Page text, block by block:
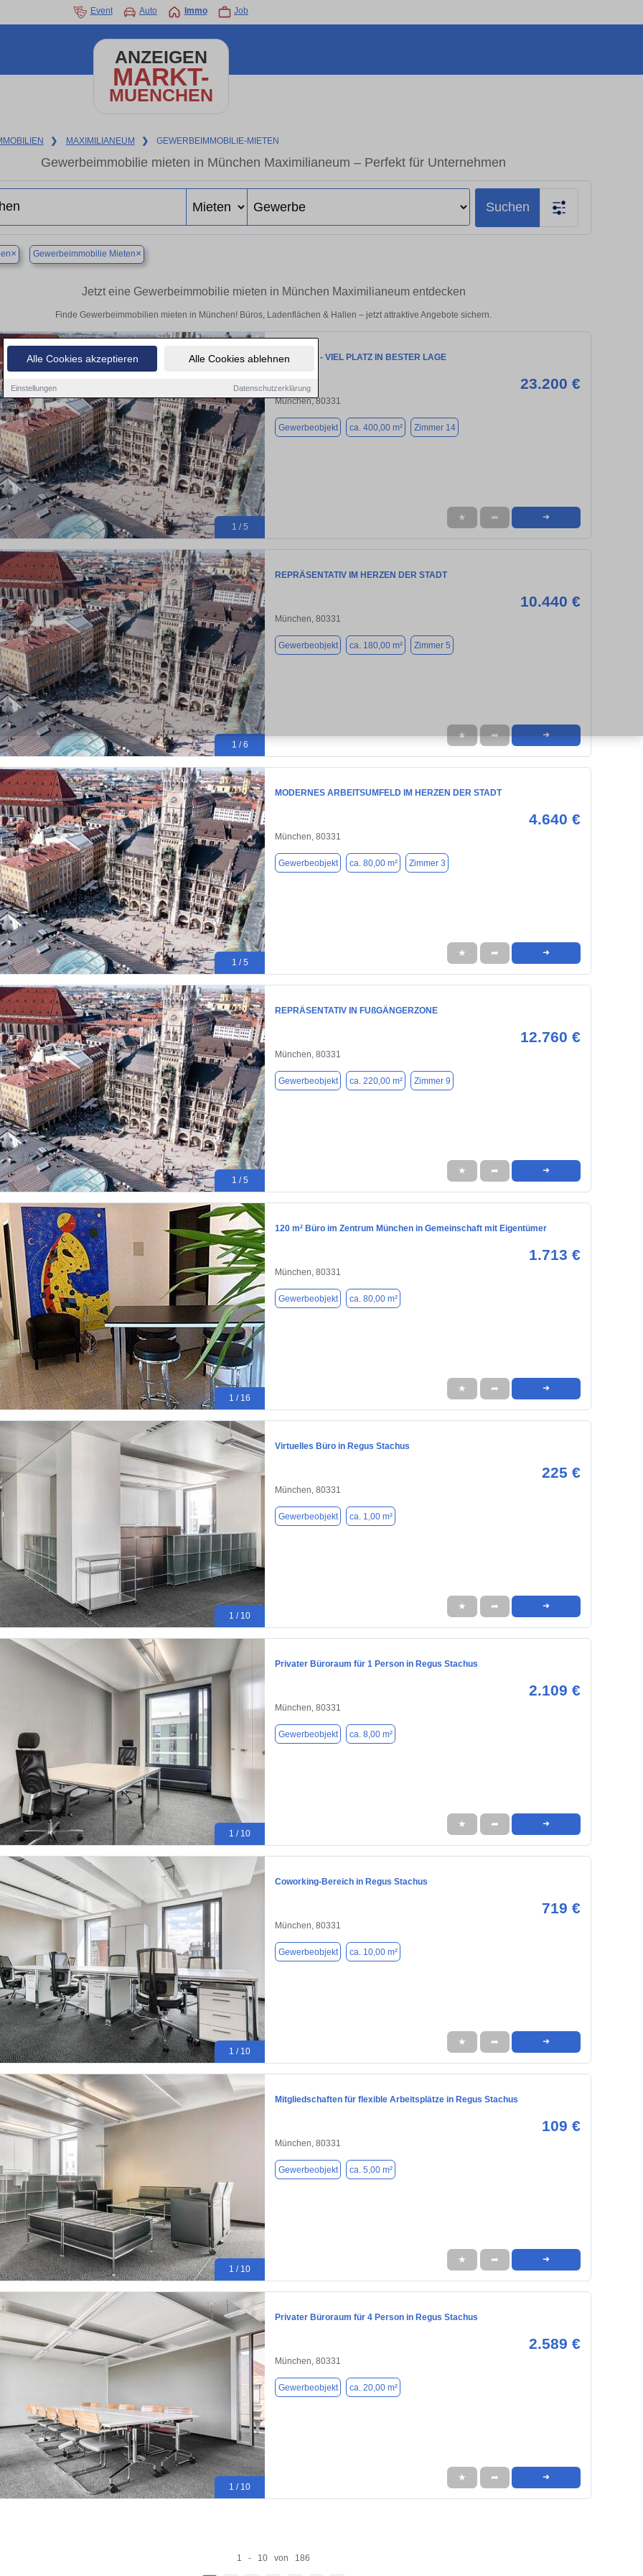
Alle Cookies akzeptieren Alle Cookies ablehnen
Einstellungen Datenschutzerklärung
Event Auto Immo Job
ANZEIGEN
MARKT-
MUENCHEN
❯ MAXIMILIANEUM ❯ GEWERBEIMMOBILIE-MIETEN
Gewerbeimmobilie mieten in München Maximilianeum – Perfekt für Unternehmen
Suchen
× Gewerbeimmobilie Mieten×
Jetzt eine Gewerbeimmobilie mieten in München Maximilianeum entdecken
Finde Gewerbeimmobilien mieten in München! Büros, Ladenflächen & Hallen – jetzt attraktive Angebote sichern.
1 / 5
EXKLUSIV - VIEL PLATZ IN BESTER LAGE
23.200 €
München, 80331
Gewerbeobjekt ca. 400,00 m² Zimmer 14
★ ➦ ➜
1 / 6
REPRÄSENTATIV IM HERZEN DER STADT
10.440 €
München, 80331
Gewerbeobjekt ca. 180,00 m² Zimmer 5
★ ➦ ➜
1 / 5
MODERNES ARBEITSUMFELD IM HERZEN DER STADT
4.640 €
München, 80331
Gewerbeobjekt ca. 80,00 m² Zimmer 3
★ ➦ ➜
1 / 5
REPRÄSENTATIV IN FUßGÄNGERZONE
12.760 €
München, 80331
Gewerbeobjekt ca. 220,00 m² Zimmer 9
★ ➦ ➜
1 / 16
120 m² Büro im Zentrum München in Gemeinschaft mit Eigentümer
1.713 €
München, 80331
Gewerbeobjekt ca. 80,00 m²
★ ➦ ➜
1 / 10
Virtuelles Büro in Regus Stachus
225 €
München, 80331
Gewerbeobjekt ca. 1,00 m²
★ ➦ ➜
1 / 10
Privater Büroraum für 1 Person in Regus Stachus
2.109 €
München, 80331
Gewerbeobjekt ca. 8,00 m²
★ ➦ ➜
1 / 10
Coworking-Bereich in Regus Stachus
719 €
München, 80331
Gewerbeobjekt ca. 10,00 m²
★ ➦ ➜
1 / 10
Mitgliedschaften für flexible Arbeitsplätze in Regus Stachus
109 €
München, 80331
Gewerbeobjekt ca. 5,00 m²
★ ➦ ➜
1 / 10
Privater Büroraum für 4 Person in Regus Stachus
2.589 €
München, 80331
Gewerbeobjekt ca. 20,00 m²
★ ➦ ➜
1 - 10 von 186